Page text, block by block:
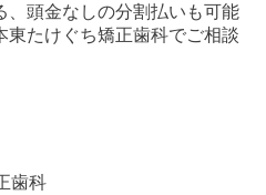
、頭金なしの分割払いも可能
東たけぐち矯正歯科でご相談
歯科